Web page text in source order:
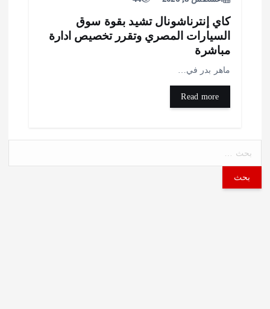
إنترناشونال تشيد بقوة سوق
المصري وتقرر تخصيص ادارة
بدر في…